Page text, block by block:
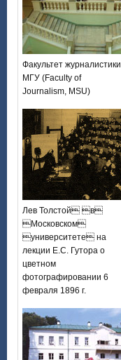
Факультет журналистики
МГУ (Faculty of
Journalism, MSU)
Лев Толстой в
Московском
университете на
лекции Е.С. Гутора о
цветном
фотографировании 6
февраля 1896 г.